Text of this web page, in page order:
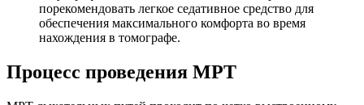
порекомендовать легкое седативное средство для
обеспечения максимального комфорта во время
нахождения в томографе.
Процесс проведения МРТ